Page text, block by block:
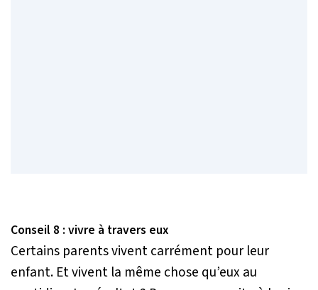
Conseil 8 : vivre à travers eux
Certains parents vivent carrément pour leur
enfant. Et vivent la même chose qu’eux au